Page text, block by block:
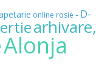
online rosie - D-
arhivare,
Alonja